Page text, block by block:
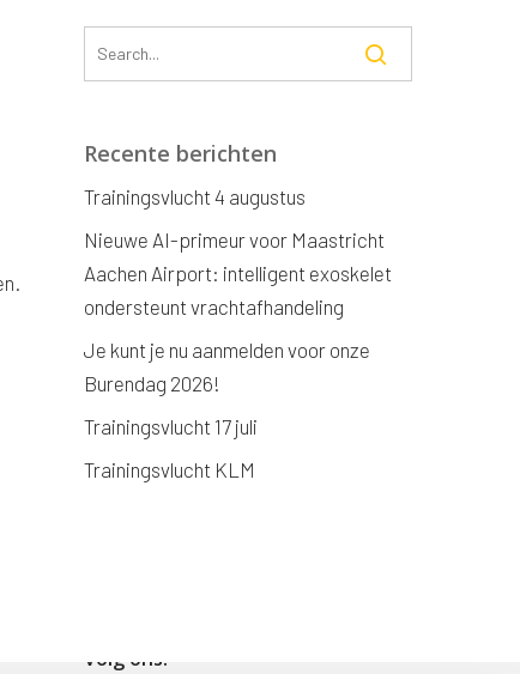
Recente berichten
Trainingsvlucht 4 augustus
Nieuwe AI-primeur voor Maastricht
Aachen Airport: intelligent exoskelet
ondersteunt vrachtafhandeling
Je kunt je nu aanmelden voor onze
Burendag 2026!
Trainingsvlucht 17 juli
Trainingsvlucht KLM
Volg ons!